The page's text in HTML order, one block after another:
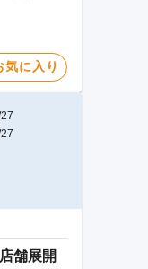
気に入り
舗展開